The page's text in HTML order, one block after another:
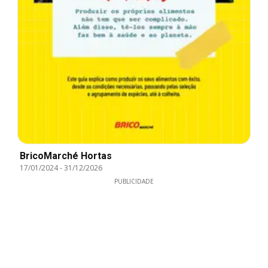
BricoMarché Hortas
17/01/2024-31/12/2026
PUBLICIDADE